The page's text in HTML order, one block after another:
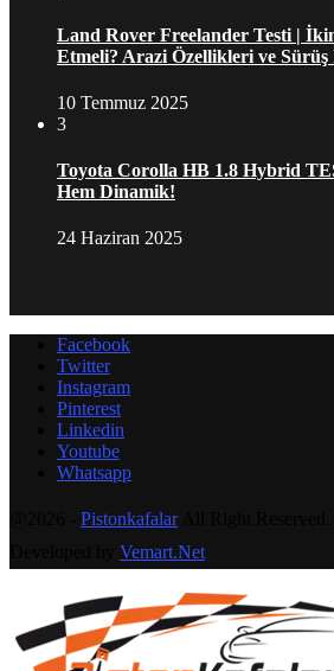
Land Rover Freelander Testi |
Etmeli? Arazi Özellikleri ve Sürüş
10 Temmuz 2025
3
Toyota Corolla HB 1.8 Hybrid
Hem Dinamik!
24 Haziran 2025
Facebook
Twitter
Instagram
Pinterest
Linkedin
Youtube
Whatsapp
PistonkafalarAll Right Reserved.
Vemart.Net